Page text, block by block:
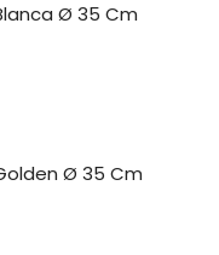
Ø 35 Cm
Ø 35 Cm